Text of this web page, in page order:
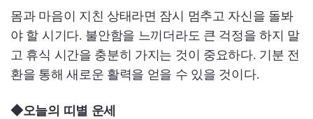
몸과 마음이 지친 상태라면 잠시 멈추고 자신을 돌봐
야 할 시기다. 불안함을 느끼더라도 큰 걱정을 하지 말
고 휴식 시간을 충분히 가지는 것이 중요하다. 기분 전
환을 통해 새로운 활력을 얻을 수 있을 것이다.
◆오늘의 띠별 운세